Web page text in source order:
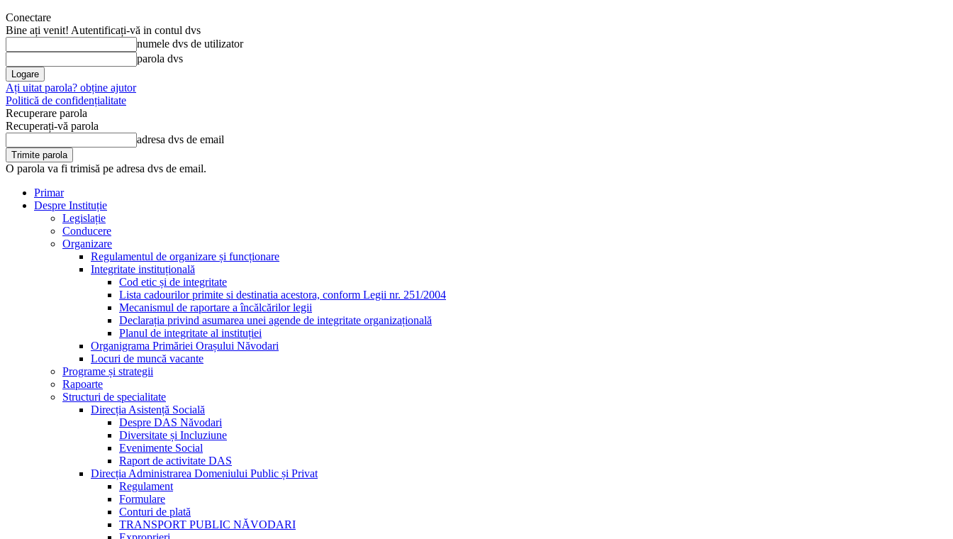
Conectare
Bine ați venit! Autentificați-vă in contul dvs
numele dvs de utilizator
parola dvs
Ați uitat parola? obține ajutor
Politică de confidențialitate
Recuperare parola
Recuperați-vă parola
adresa dvs de email
O parola va fi trimisă pe adresa dvs de email.
Primar
Despre Instituție
Legislație
Conducere
Organizare
Regulamentul de organizare și funcționare
Integritate instituțională
Cod etic și de integritate
Lista cadourilor primite si destinatia acestora, conform Legii nr. 251/2004
Mecanismul de raportare a încălcărilor legii
Declarația privind asumarea unei agende de integritate organizațională
Planul de integritate al instituției
Organigrama Primăriei Orașului Năvodari
Locuri de muncă vacante
Programe și strategii
Rapoarte
Structuri de specialitate
Direcția Asistență Socială
Despre DAS Năvodari
Diversitate și Incluziune
Evenimente Social
Raport de activitate DAS
Direcția Administrarea Domeniului Public și Privat
Regulament
Formulare
Conturi de plată
TRANSPORT PUBLIC NĂVODARI